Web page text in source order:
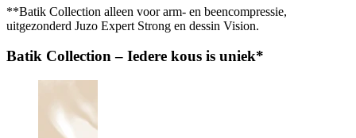
**Batik Collection alleen voor arm- en beencompressie,
uitgezonderd Juzo Expert Strong en dessin Vision.
Batik Collection – Iedere kous is uniek*